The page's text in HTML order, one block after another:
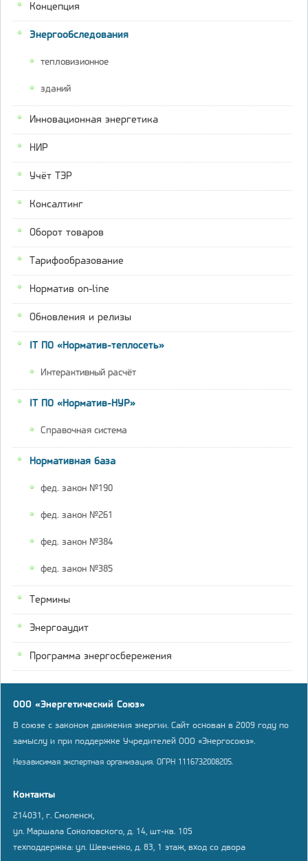
Концепция
Энергообследования
тепловизионное
зданий
Инновационная энергетика
НИР
Учёт ТЭР
Консалтинг
Оборот товаров
Тарифообразование
Норматив on-line
Обновления и релизы
IT ПО «Норматив-теплосеть»
Интерактивный расчёт
IT ПО «Норматив-НУР»
Справочная система
Нормативная база
фед. закон №190
фед. закон №261
фед. закон №384
фед. закон №385
Термины
Энергоаудит
Программа энергосбережения
ООО «Энергетический Союз»
В союзе с законом движения энергии. Сайт основан в 2009 году по
замыслу и при поддержке Учредителей ООО «Энергосоюз».
Независимая экспертная организация. ОГРН 1116732008205.
Контакты
214031, г. Смоленск,
ул. Маршала Соколовского, д. 14, шт-кв. 105
техподдержка: ул. Шевченко, д. 83, 1 этаж, вход со двора